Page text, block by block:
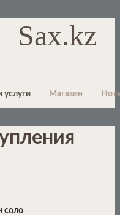
Sax.kz
услуги Магазин
соло